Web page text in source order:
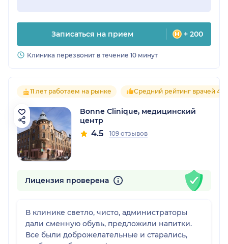
Записаться на прием + 200
Клиника перезвонит в течение 10 минут
11 лет работаем на рынке Средний рейтинг врачей 4.6
Bonne Clinique, медицинский
центр
4.5 109 отзывов
Лицензия проверена
В клинике светло, чисто, администраторы
дали сменную обувь, предложили напитки.
Все были доброжелательные и старались,